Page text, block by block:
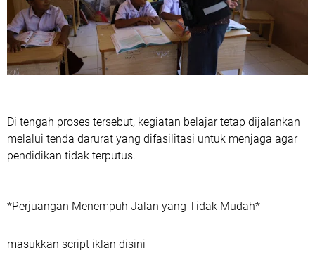
Di tengah proses tersebut, kegiatan belajar tetap dijalankan
melalui tenda darurat yang difasilitasi untuk menjaga agar
pendidikan tidak terputus.
*Perjuangan Menempuh Jalan yang Tidak Mudah*
masukkan script iklan disini